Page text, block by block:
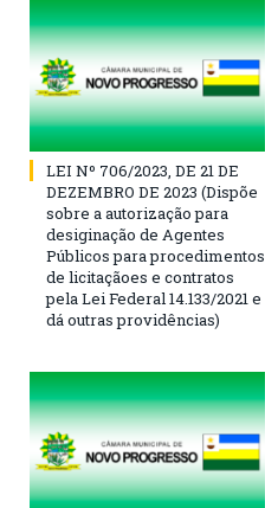
LEI Nº 706/2023, DE 21 DE
DEZEMBRO DE 2023 (Dispõe
sobre a autorização para
desiginação de Agentes
Públicos para procedimentos
de licitaçãoes e contratos
pela Lei Federal 14.133/2021 e
dá outras providências)